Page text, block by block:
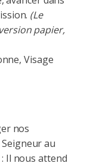
(Le
papier,
nos
au
Il nous attend